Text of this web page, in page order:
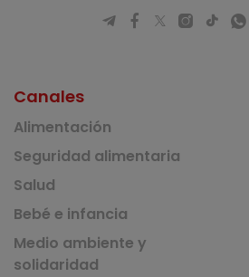
Canales
Alimentación
Seguridad alimentaria
Salud
Bebé e infancia
Medio ambiente y
solidaridad